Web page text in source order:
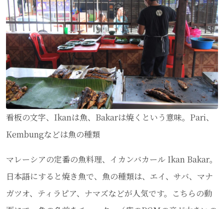
看板の文字、Ikanは魚、Bakarは焼くという意味。Pari、
Kembungなどは魚の種類
マレーシアの定番の魚料理、イカンバカール Ikan Bakar。
日本語にすると焼き魚で、魚の種類は、エイ、サバ、マナ
ガツオ、ティラピア、ナマズなどが人気です。こちらの動